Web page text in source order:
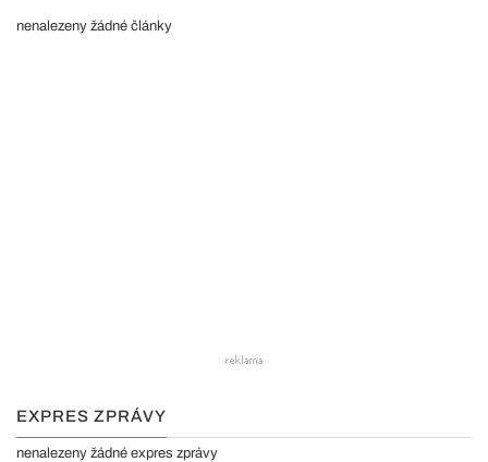
nenalezeny žádné články
EXPRES ZPRÁVY
nenalezeny žádné expres zprávy